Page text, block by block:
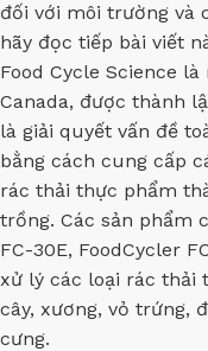
đối với môi trường và
hãy đọc tiếp bài viết
Food Cycle Science
Canada, được thành
là giải quyết vấn đề
bằng cách cung cấp
rác thải thực phẩm
trồng. Các sản phẩm
FC-30E, FoodCycler
xử lý các loại rác thải
cây, xương, vỏ trứng,
cưng.